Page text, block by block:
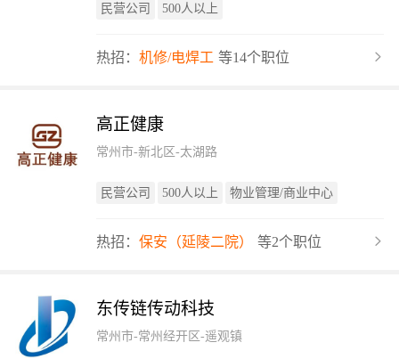
民营公司 500人以上
热招： 机修/电焊工 等14个职位
高正健康
常州市-新北区-太湖路
民营公司 500人以上 物业管理/商业中心
热招： 保安（延陵二院） 等2个职位
东传链传动科技
常州市-常州经开区-遥观镇